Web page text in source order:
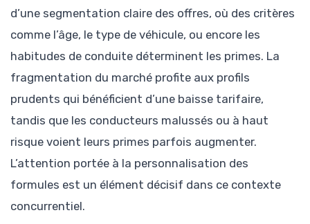
d’une segmentation claire des offres, où des critères
comme l’âge, le type de véhicule, ou encore les
habitudes de conduite déterminent les primes. La
fragmentation du marché profite aux profils
prudents qui bénéficient d’une baisse tarifaire,
tandis que les conducteurs malussés ou à haut
risque voient leurs primes parfois augmenter.
L’attention portée à la personnalisation des
formules est un élément décisif dans ce contexte
concurrentiel.